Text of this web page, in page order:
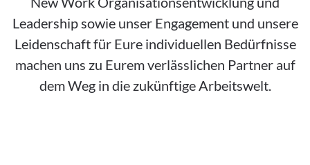
Leadership sowie unser Engagement und unsere
Leidenschaft für Eure individuellen Bedürfnisse
machen uns zu Eurem verlässlichen Partner auf
dem Weg in die zukünftige Arbeitswelt.